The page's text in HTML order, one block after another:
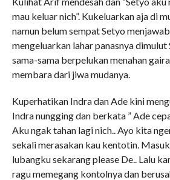
mau keluar nich”. Kukeluarkan aja di
namun belum sempat Setyo
mengeluarkan lahar panasnya dimulut
sama-sama berpelukan menahan
membara dari jiwa mudanya.
Kuperhatikan Indra dan Ade kini
Indra nungging dan berkata ” Ade
Aku ngak tahan lagi nich.. Ayo kita
sekali merasakan kau kentotin.
lubangku sekarang please De.. Lalu
ragu memegang kontolnya dan